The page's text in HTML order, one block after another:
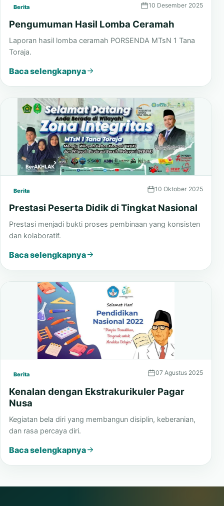
Berita 10 Desember 2025
Pengumuman Hasil Lomba Ceramah
Laporan hasil lomba ceramah PORSENDA MTsN 1 Tana
Toraja.
Baca selengkapnya
Berita 10 Oktober 2025
Prestasi Peserta Didik di Tingkat Nasional
Prestasi menjadi bukti proses pembinaan yang konsisten
dan kolaboratif.
Baca selengkapnya
Berita 07 Agustus 2025
Kenalan dengan Ekstrakurikuler Pagar
Nusa
Kegiatan bela diri yang membangun disiplin, keberanian,
dan rasa percaya diri.
Baca selengkapnya